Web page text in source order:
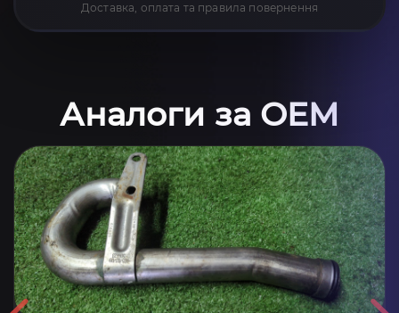
Доставка, оплата та правила повернення
Аналоги за OEM